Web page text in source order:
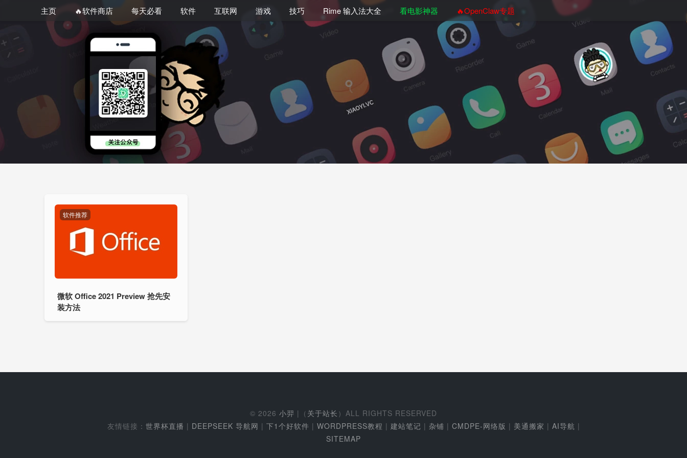
主页 🔥软件商店 每天必看 软件 互联网 游戏 技巧 Rime 输入法大全 看电影神器 🔥OpenClaw专题
软件推荐
微软 Office 2021 Preview 抢先安
装方法
© 2026 小羿 |（ 关于站长 ）ALL RIGHTS RESERVED
友情链接： 世界杯直播 | DEEPSEEK 导航网 | 下1个好软件 | WORDPRESS教程 | 建站笔记 | 杂铺 | CMDPE-网络版 | 美通搬家 | AI导航 |
SITEMAP